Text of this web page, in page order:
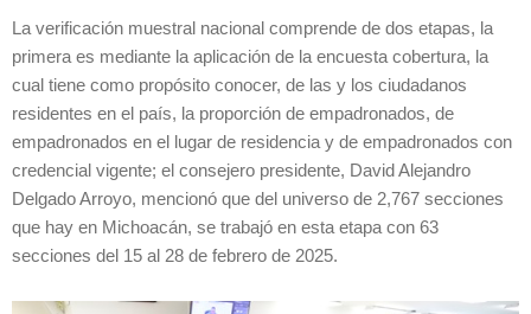
La verificación muestral nacional comprende de dos etapas, la
primera es mediante la aplicación de la encuesta cobertura, la
cual tiene como propósito conocer, de las y los ciudadanos
residentes en el país, la proporción de empadronados, de
empadronados en el lugar de residencia y de empadronados con
credencial vigente; el consejero presidente, David Alejandro
Delgado Arroyo, mencionó que del universo de 2,767 secciones
que hay en Michoacán, se trabajó en esta etapa con 63
secciones del 15 al 28 de febrero de 2025.